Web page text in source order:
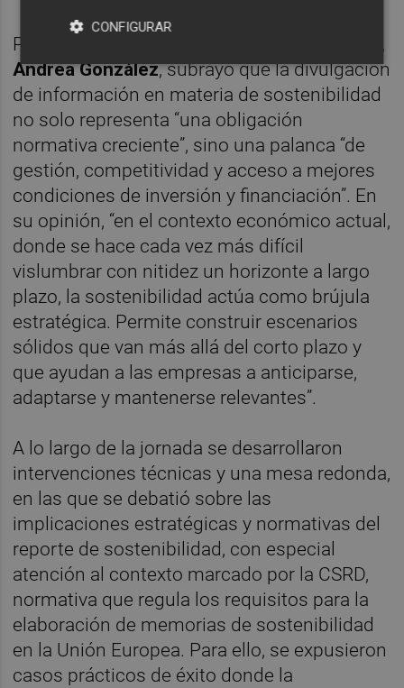
Por su parte, la directora general de Spainsif,
Andrea González, subrayó que la divulgación
de información en materia de sostenibilidad
no solo representa “una obligación
normativa creciente”, sino una palanca “de
gestión, competitividad y acceso a mejores
condiciones de inversión y financiación”. En
su opinión, “en el contexto económico actual,
donde se hace cada vez más difícil
vislumbrar con nitidez un horizonte a largo
plazo, la sostenibilidad actúa como brújula
estratégica. Permite construir escenarios
sólidos que van más allá del corto plazo y
que ayudan a las empresas a anticiparse,
adaptarse y mantenerse relevantes”.
A lo largo de la jornada se desarrollaron
intervenciones técnicas y una mesa redonda,
en las que se debatió sobre las
implicaciones estratégicas y normativas del
reporte de sostenibilidad, con especial
atención al contexto marcado por la CSRD,
normativa que regula los requisitos para la
elaboración de memorias de sostenibilidad
en la Unión Europea. Para ello, se expusieron
casos prácticos de éxito donde la
CONFIGURAR